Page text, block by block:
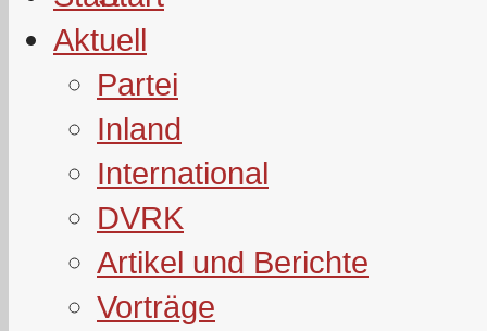
Aktuell
Partei
Inland
International
DVRK
Artikel und Berichte
Vorträge